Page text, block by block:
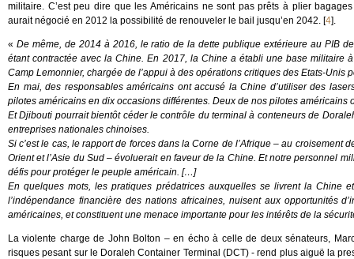
militaire. C’est peu dire que les Américains ne sont pas prêts à plier
aurait négocié en 2012 la possibilité de renouveler le bail jusqu’en 2042. [4].
« De même, de 2014 à 2016, le ratio de la dette publique extérieure au PIB
étant contractée avec la Chine. En 2017, la Chine a établi une base militaire
Camp Lemonnier, chargée de l’appui à des opérations critiques des Etats-Unis
En mai, des responsables américains ont accusé la Chine d’utiliser des
pilotes américains en dix occasions différentes. Deux de nos pilotes américains
Et Djibouti pourrait bientôt céder le contrôle du terminal à conteneurs de
entreprises nationales chinoises.
Si c’est le cas, le rapport de forces dans la Corne de l’Afrique – au croisement
Orient et l’Asie du Sud – évoluerait en faveur de la Chine. Et notre personnel
défis pour protéger le peuple américain. […]
En quelques mots, les pratiques prédatrices auxquelles se livrent la Chine
l’indépendance financière des nations africaines, nuisent aux opportunités
américaines, et constituent une menace importante pour les intérêts de la
La violente charge de John Bolton – en écho à celle de deux sénateurs,
risques pesant sur le Doraleh Container Terminal (DCT) - rend plus aiguë la